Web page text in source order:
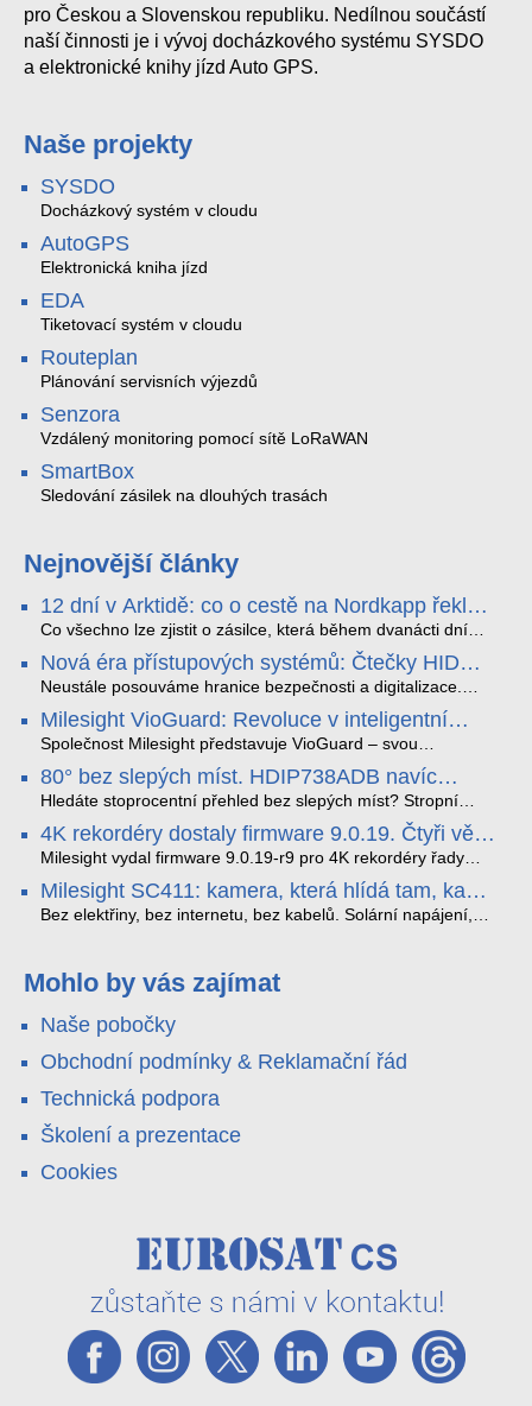
pro Českou a Slovenskou republiku. Nedílnou součástí
naší činnosti je i vývoj docházkového systému SYSDO
a elektronické knihy jízd Auto GPS.
Naše projekty
SYSDO
Docházkový systém v cloudu
AutoGPS
Elektronická kniha jízd
EDA
Tiketovací systém v cloudu
Routeplan
Plánování servisních výjezdů
Senzora
Vzdálený monitoring pomocí sítě LoRaWAN
SmartBox
Sledování zásilek na dlouhých trasách
Nejnovější články
12 dní v Arktidě: co o cestě na Nordkapp řekla
data ze SMARTBOX 2 MAX
Co všechno lze zjistit o zásilce, která během dvanácti dní
projede Arktidou? SMARTBOX 2 MAX jsme vzali na trasu z
Tromsø přes Lofoty, Kirunu a finské Laponsko až na
Nordkapp. Bez jediného dobití, v mrazu až −13 °C a mimo
otřesy i náklon. Výsledkem není jen čára na mapě, ale
podrobný datový příběh celé cesty.
Nová éra přístupových systémů: Čtečky HID
Signo
Neustále posouváme hranice bezpečnosti a digitalizace.
v oblasti kontroly přístupu – moderní a vysoce univerzální
čtečky HID Signo.
Milesight VioGuard: Revoluce v inteligentní
detekci dopravních přestupků
Společnost Milesight představuje VioGuard – svou
dopravních přestupků. Tento systém, poháněný
sofistikovanými algoritmy umělé inteligence (AI), je navržen
tak, aby poskytoval komplexní nástroje pro vymáhání
dopravních předpisů, zvyšoval bezpečnost na silnicích a
optimalizoval plynulost dopravy v moderních městech.
80° bez slepých míst. HDIP738ADB navíc
streamuje na YouTube – bez PC.
Hledáte stoprocentní přehled bez slepých míst? Stropní
panoramatická kamera HDIP738ADB skládá obraz ze dvou
4MP senzorů SONY do jednoho čistého 180° záběru bez
zkreslení. K tomu přidává AI detekci osob a vozidel,
YouTube – bez běžícího počítače.
4K rekordéry dostaly firmware 9.0.19. Čtyři věci,
které musíte vědět.
Milesight vydal firmware 9.0.19-r9 pro 4K rekordéry řady
které vám zjednoduší práci – a jedna z nich vám ušetří
spoustu zbytečných výjezdů k zákazníkům.
Milesight SC411: kamera, která hlídá tam, kam
kabel nedosáhne
Bez elektřiny, bez internetu, bez kabelů. Solární napájení,
váš telefon. Podívejte se na video.
Mohlo by vás zajímat
Naše pobočky
Obchodní podmínky & Reklamační řád
Technická podpora
Školení a prezentace
Cookies